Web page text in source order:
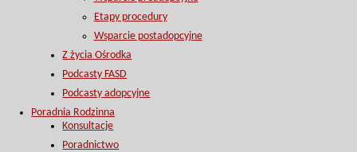
Etapy procedury
Wsparcie postadopcyjne
Z życia Ośrodka
Podcasty FASD
Podcasty adopcyjne
Poradnia Rodzinna
Konsultacje
Poradnictwo